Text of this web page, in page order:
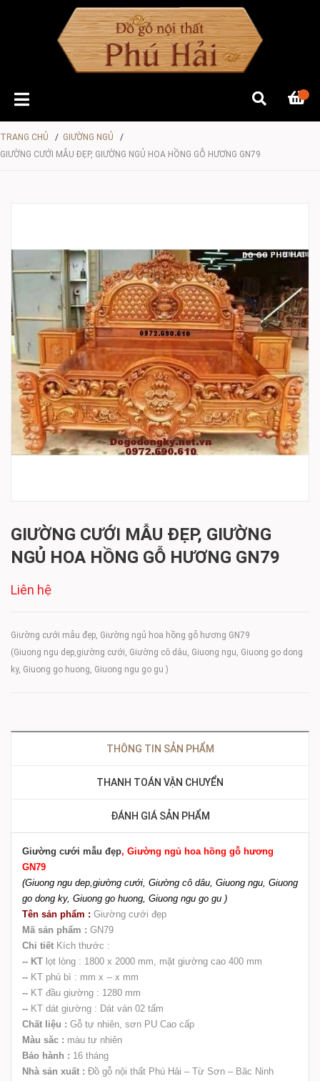
TRANG CHỦ / GIƯỜNG NGỦ
/
GIƯỜNG CƯỚI MẪU ĐẸP, GIƯỜNG NGỦ HOA HỒNG GỖ HƯƠNG GN79
GIƯỜNG CƯỚI MẪU ĐẸP, GIƯỜNG
NGỦ HOA HỒNG GỖ HƯƠNG GN79
Liên hệ
Giường cưới mẫu đẹp, Giường ngủ hoa hồng gỗ hương GN79
(Giuong ngu dep,giường cưới, Giường cô dâu, Giuong ngu, Giuong go dong
ky, Giuong go huong, Giuong ngu go gu )
THÔNG TIN SẢN PHẨM
THANH TOÁN VẬN CHUYỂN
ĐÁNH GIÁ SẢN PHẨM
Giường cưới mẫu đẹp, Giường ngủ hoa hồng gỗ hương
GN79
(Giuong ngu dep,giường cưới, Giường cô dâu, Giuong ngu, Giuong
go dong ky, Giuong go huong, Giuong ngu go gu )
Tên sản phẩm : Giường cưới đẹp
Mã sản phẩm : GN79
Chi tiết Kích thước :
-- KT lọt lòng : 1800 x 2000 mm, mặt giường cao 400 mm
-- KT phủ bì : mm x -- x mm
-- KT đầu giường : 1280 mm
-- KT dát giường : Dát ván 02 tấm
Chất liệu : Gỗ tự nhiên, sơn PU Cao cấp
Màu săc : màu tư nhiên
Bảo hành : 16 tháng
Nhà sản xuất : Đồ gỗ nội thất Phú Hải – Từ Sơn – Băc Ninh